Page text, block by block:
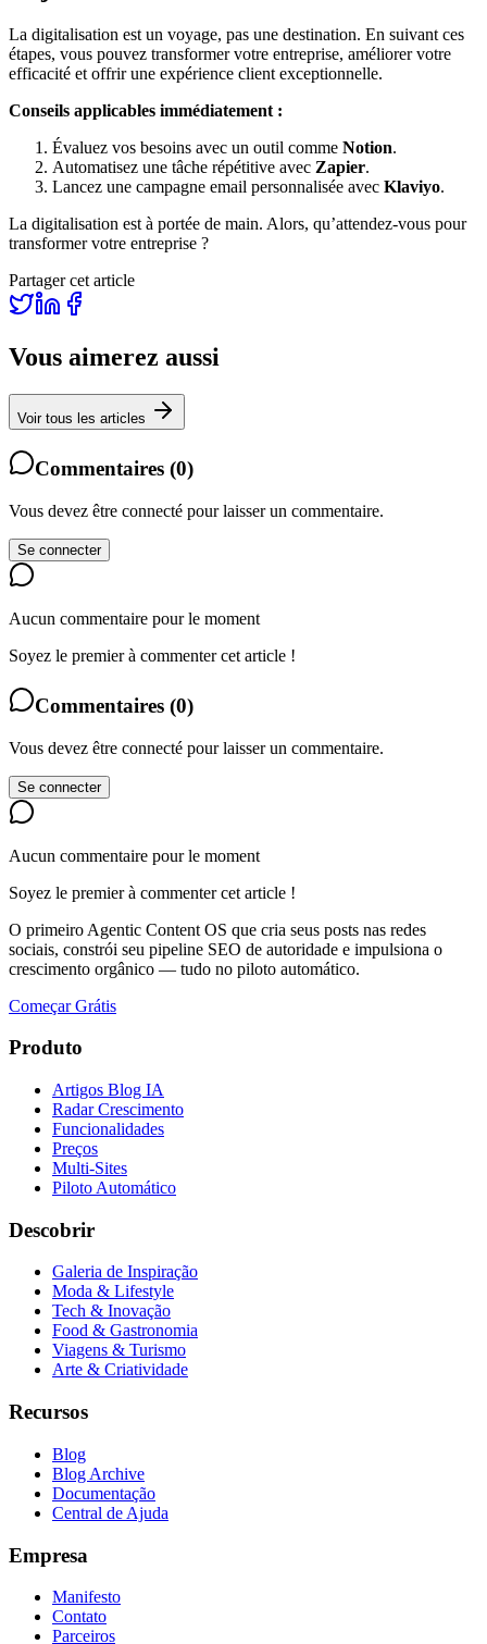
La digitalisation est un voyage, pas une destination. En suivant ces
étapes, vous pouvez transformer votre entreprise, améliorer votre
efficacité et offrir une expérience client exceptionnelle.
Conseils applicables immédiatement :
Évaluez vos besoins avec un outil comme Notion.
Automatisez une tâche répétitive avec Zapier.
Lancez une campagne email personnalisée avec Klaviyo.
La digitalisation est à portée de main. Alors, qu’attendez-vous pour
transformer votre entreprise ?
Partager cet article
Vous aimerez aussi
Voir tous les articles
Commentaires (0)
Vous devez être connecté pour laisser un commentaire.
Se connecter
Aucun commentaire pour le moment
Soyez le premier à commenter cet article !
Commentaires (0)
Vous devez être connecté pour laisser un commentaire.
Se connecter
Aucun commentaire pour le moment
Soyez le premier à commenter cet article !
O primeiro Agentic Content OS que cria seus posts nas redes
sociais, constrói seu pipeline SEO de autoridade e impulsiona o
crescimento orgânico — tudo no piloto automático.
Começar Grátis
Produto
Artigos Blog IA
Radar Crescimento
Funcionalidades
Preços
Multi-Sites
Piloto Automático
Descobrir
Galeria de Inspiração
Moda & Lifestyle
Tech & Inovação
Food & Gastronomia
Viagens & Turismo
Arte & Criatividade
Recursos
Blog
Blog Archive
Documentação
Central de Ajuda
Empresa
Manifesto
Contato
Parceiros